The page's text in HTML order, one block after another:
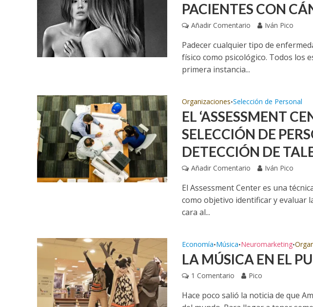
PACIENTES CON
Añadir Comentario Iván Pico
Padecer cualquier tipo de
físico como psicológico. Todos los
primera instancia...
Organizaciones•Selección de Personal
EL ‘ASSESSMENT
SELECCIÓN DE
DETECCIÓN DE
Añadir Comentario Iván Pico
El Assessment Center es una
como objetivo identificar y evaluar
cara al...
Economía•Música•Neuromarketing•
LA MÚSICA EN EL
1 Comentario Pico
Hace poco salió la noticia de que